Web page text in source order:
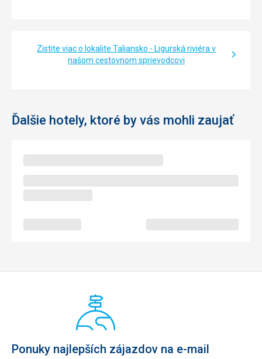
Zistite viac o lokalite Taliansko - Ligurská riviéra v
našom cestovnom sprievodcovi
Ďalšie hotely, ktoré by vás mohli zaujať
Ponuky najlepších zájazdov na e-mail